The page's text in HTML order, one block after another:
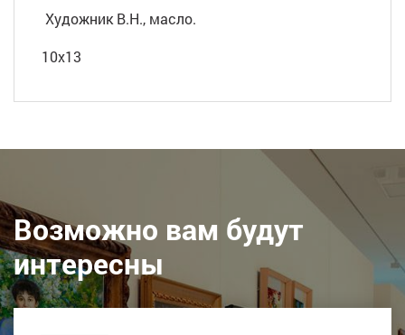
Художник В.Н., масло.
10х13
Возможно вам будут
интересны